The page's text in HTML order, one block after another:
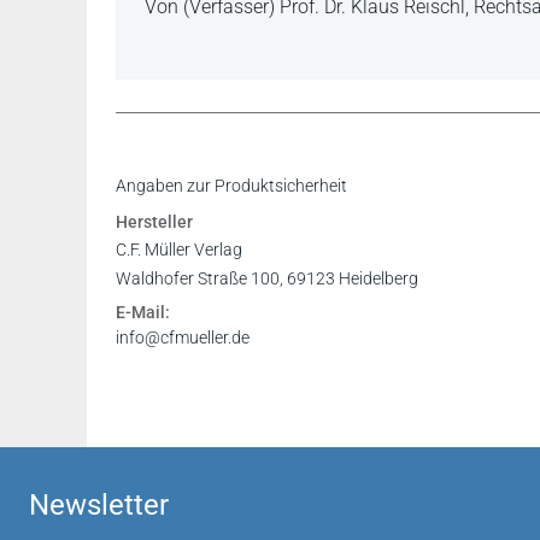
Von (Verfasser) Prof. Dr. Klaus Reischl,
Reischls "Insolvenzrecht" ist ein schönes
Dr. Christoph Keller in: JURA 2/2012
Inhaltsverzeichnis
Vorwort
Register
Angaben zur Produktsicherheit
Hersteller
C.F. Müller Verlag
Waldhofer Straße 100, 69123 Heidelberg
E-Mail:
info@cfmueller.de
Newsletter